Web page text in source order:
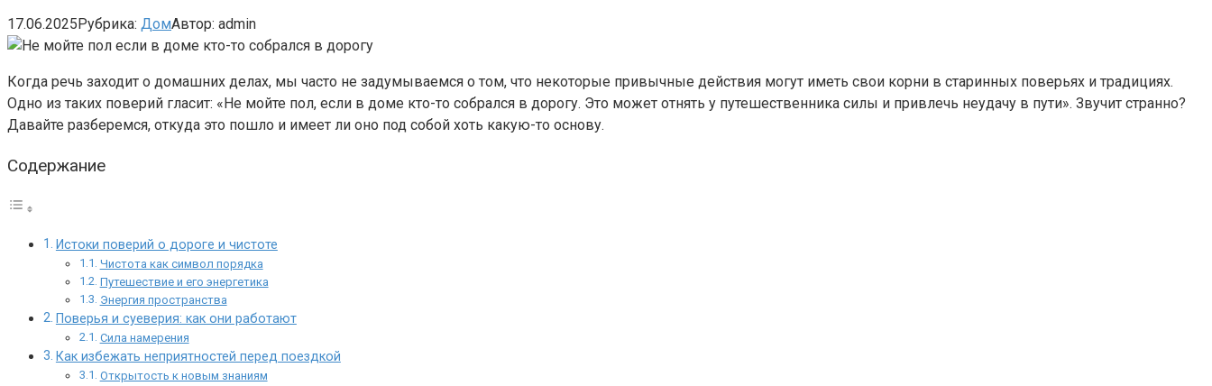
17.06.2025Рубрика: ДомАвтор: admin
Когда речь заходит о домашних делах, мы часто не задумываемся о том, что некоторые привычные действия могут иметь свои корни в старинных поверьях и традициях.
Одно из таких поверий гласит: «Не мойте пол, если в доме кто-то собрался в дорогу. Это может отнять у путешественника силы и привлечь неудачу в пути». Звучит странно?
Давайте разберемся, откуда это пошло и имеет ли оно под собой хоть какую-то основу.
Содержание
Истоки поверий о дороге и чистоте
Чистота как символ порядка
Путешествие и его энергетика
Энергия пространства
Поверья и суеверия: как они работают
Сила намерения
Как избежать неприятностей перед поездкой
Открытость к новым знаниям